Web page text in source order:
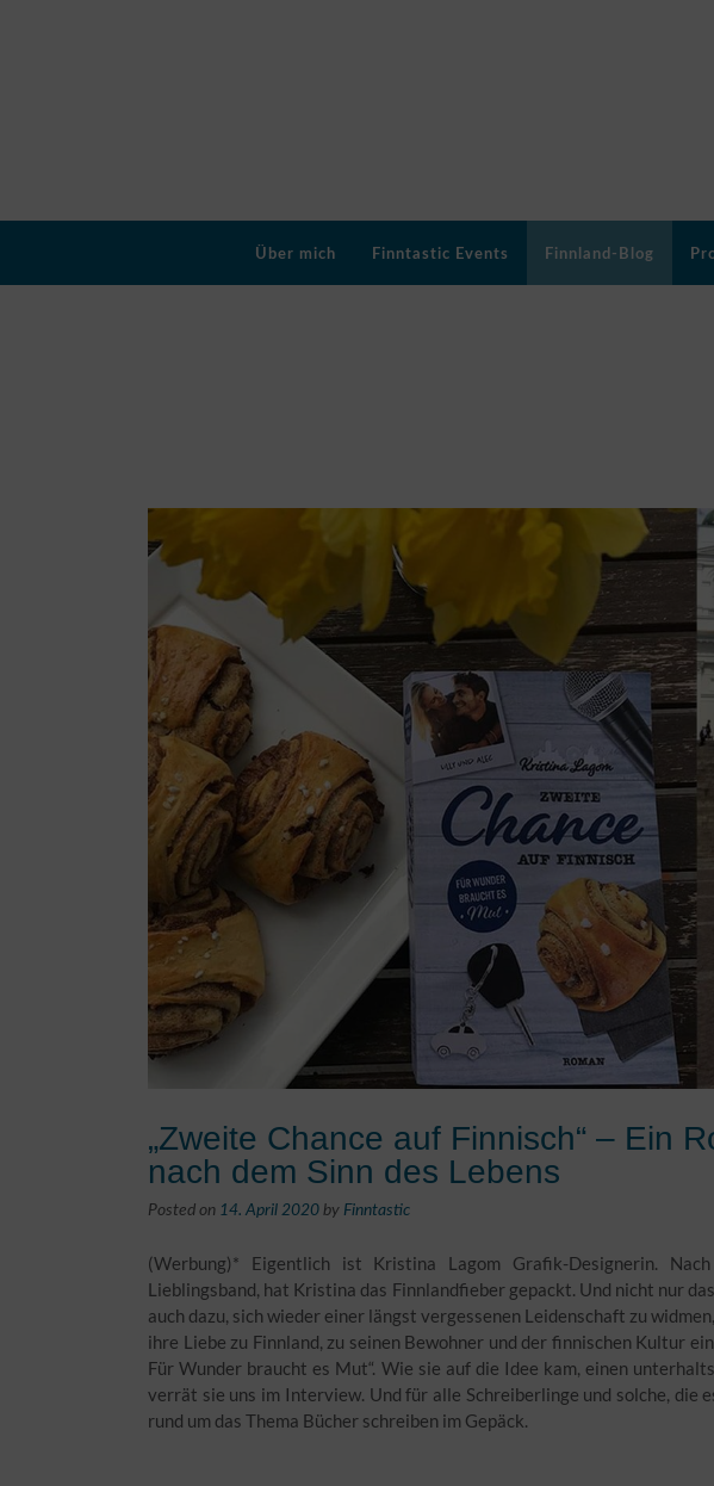
Über mich Finntastic Events Finnland-Blog
„Zweite Chance auf Finnisch“ – Ein
nach dem Sinn des Lebens
Posted on 14. April 2020 by Finntastic
(Werbung)* Eigentlich ist Kristina Lagom Grafik-Designerin.
Lieblingsband, hat Kristina das Finnlandfieber gepackt. Und nicht nur
auch dazu, sich wieder einer längst vergessenen Leidenschaft zu
ihre Liebe zu Finnland, zu seinen Bewohner und der finnischen Kultur
Für Wunder braucht es Mut“. Wie sie auf die Idee kam, einen
verrät sie uns im Interview. Und für alle Schreiberlinge und solche, die
rund um das Thema Bücher schreiben im Gepäck.